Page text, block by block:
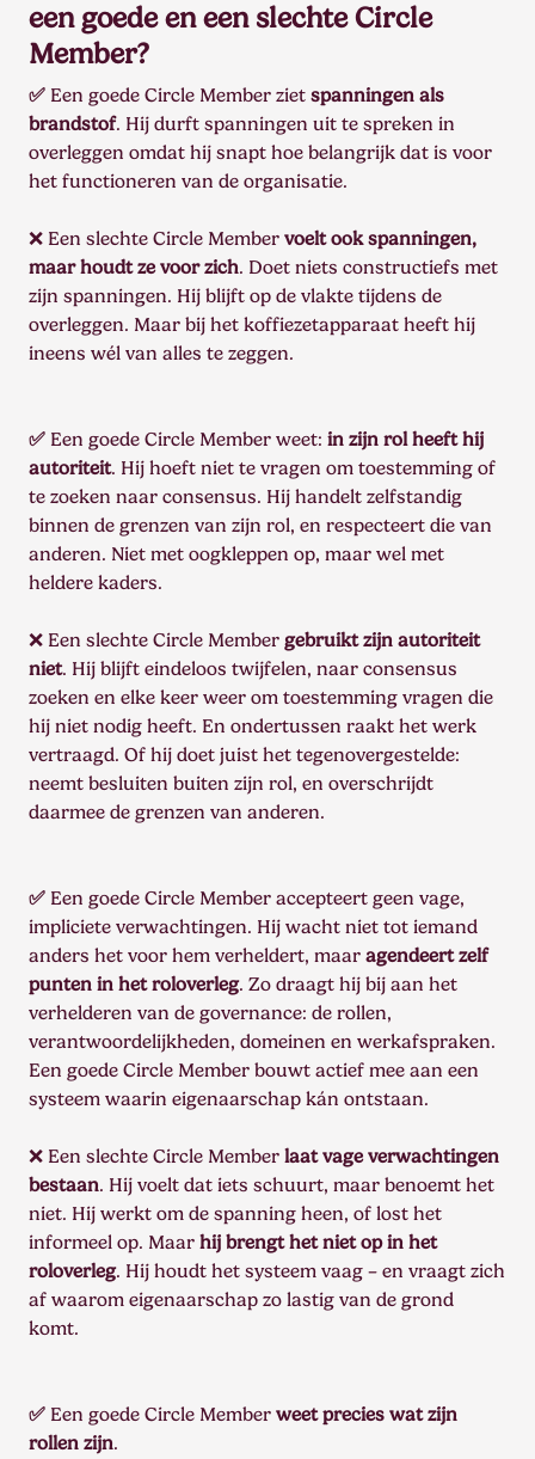
een goede en een slechte Circle
Member?
✅ Een goede Circle Member ziet spanningen als
brandstof. Hij durft spanningen uit te spreken in
overleggen omdat hij snapt hoe belangrijk dat is voor
het functioneren van de organisatie.
❌ Een slechte Circle Member voelt ook spanningen,
maar houdt ze voor zich. Doet niets constructiefs met
zijn spanningen. Hij blijft op de vlakte tijdens de
overleggen. Maar bij het koffiezetapparaat heeft hij
ineens wél van alles te zeggen.
✅ Een goede Circle Member weet: in zijn rol heeft hij
autoriteit. Hij hoeft niet te vragen om toestemming of
te zoeken naar consensus. Hij handelt zelfstandig
binnen de grenzen van zijn rol, en respecteert die van
anderen. Niet met oogkleppen op, maar wel met
heldere kaders.
❌ Een slechte Circle Member gebruikt zijn autoriteit
niet. Hij blijft eindeloos twijfelen, naar consensus
zoeken en elke keer weer om toestemming vragen die
hij niet nodig heeft. En ondertussen raakt het werk
vertraagd. Of hij doet juist het tegenovergestelde:
neemt besluiten buiten zijn rol, en overschrijdt
daarmee de grenzen van anderen.
✅ Een goede Circle Member accepteert geen vage,
impliciete verwachtingen. Hij wacht niet tot iemand
anders het voor hem verheldert, maar agendeert zelf
punten in het roloverleg. Zo draagt hij bij aan het
verhelderen van de governance: de rollen,
verantwoordelijkheden, domeinen en werkafspraken.
Een goede Circle Member bouwt actief mee aan een
systeem waarin eigenaarschap kán ontstaan.
❌ Een slechte Circle Member laat vage verwachtingen
bestaan. Hij voelt dat iets schuurt, maar benoemt het
niet. Hij werkt om de spanning heen, of lost het
informeel op. Maar hij brengt het niet op in het
roloverleg. Hij houdt het systeem vaag – en vraagt zich
af waarom eigenaarschap zo lastig van de grond
komt.
✅ Een goede Circle Member weet precies wat zijn
rollen zijn.